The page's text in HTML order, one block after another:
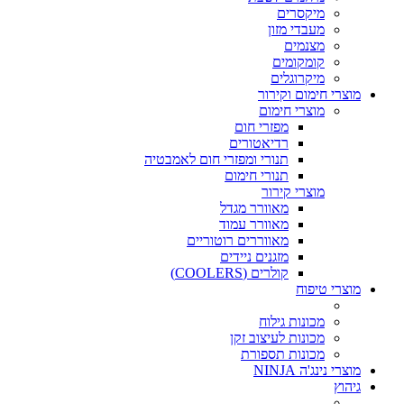
מיקסרים
מעבדי מזון
מצנמים
קומקומים
מיקרוגלים
מוצרי חימום וקירור
מוצרי חימום
מפזרי חום
רדיאטורים
תנורי ומפזרי חום לאמבטיה
תנורי חימום
מוצרי קירור
מאוורר מגדל
מאוורר עמוד
מאווררים רוטוריים
מזגנים ניידים
קולרים (COOLERS)
מוצרי טיפוח
מכונות גילוח
מכונות לעיצוב זקן
מכונות תספורת
מוצרי נינג'ה NINJA
גיהוץ